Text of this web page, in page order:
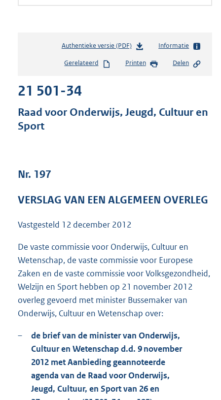
Authentieke versie (PDF)b
s
s
:
Informatie
Gerelateerd Printen Delen
21 501-34
Raad voor Onderwijs, Jeugd, Cultuur en
Sport
Nr. 197
VERSLAG VAN EEN ALGEMEEN OVERLEG
Vastgesteld 12 december 2012
De vaste commissie voor Onderwijs, Cultuur en
Wetenschap, de vaste commissie voor Europese
Zaken en de vaste commissie voor Volksgezondheid,
Welzijn en Sport hebben op 21 november 2012
overleg gevoerd met minister Bussemaker van
Onderwijs, Cultuur en Wetenschap over:
–
de brief van de minister van Onderwijs,
Cultuur en Wetenschap d.d. 9 november
2012 met Aanbieding geannoteerde
agenda van de Raad voor Onderwijs,
Jeugd, Cultuur, en Sport van 26 en